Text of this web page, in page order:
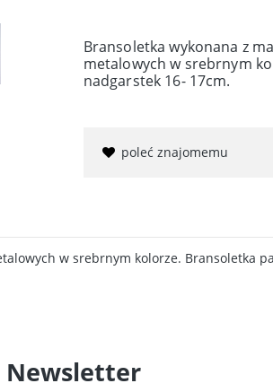
Bransoletka wykonana z
metalowych w srebrnym
nadgarstek 16- 17cm.
poleć znajomemu
w srebrnym kolorze. Bransoletka
Newsletter